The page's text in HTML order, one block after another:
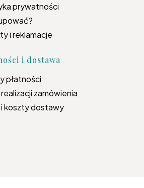
prywatności
i reklamacje
i dostawa
płatności
zamówienia
i koszty dostawy